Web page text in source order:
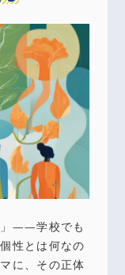
」——学校でも
性とは何なの
に、その正体